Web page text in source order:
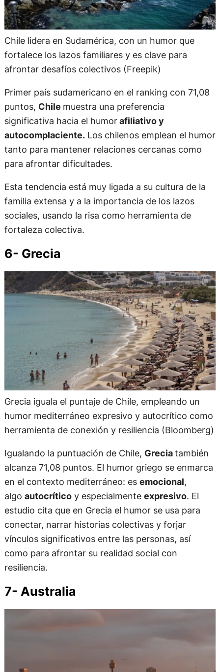
Chile lidera en Sudamérica, con un humor que
fortalece los lazos familiares y es clave para
afrontar desafíos colectivos (Freepik)
Primer país sudamericano en el ranking con 71,08
puntos, Chile muestra una preferencia
significativa hacia el humorafiliativo y
autocomplaciente.Los chilenos emplean el humor
tanto para mantener relaciones cercanas como
para afrontar dificultades.
Esta tendencia está muy ligada a su cultura de la
familia extensa y a la importancia de los lazos
sociales, usando la risa como herramienta de
fortaleza colectiva.
6- Grecia
Grecia iguala el puntaje de Chile, empleando un
humor mediterráneo expresivo y autocrítico como
herramienta de conexión y resiliencia (Bloomberg)
Igualando la puntuación de Chile, Greciatambién
alcanza 71,08 puntos. El humor griego se enmarca
en el contexto mediterráneo: es emocional,
algo autocríticoy especialmente expresivo. El
estudio cita que en Grecia el humor se usa para
conectar, narrar historias colectivas y forjar
vínculos significativos entre las personas, así
como para afrontar su realidad social con
resiliencia.
7- Australia